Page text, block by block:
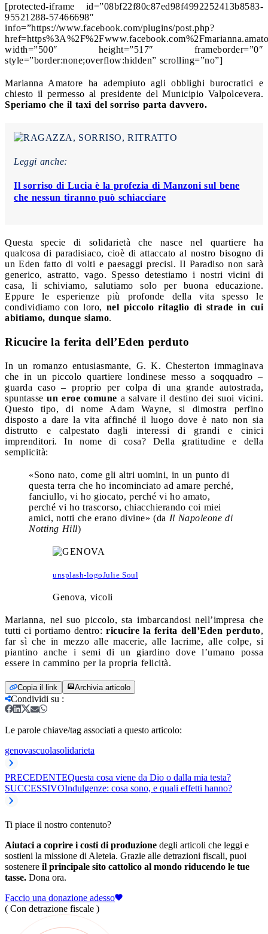
[protected-iframe id=”08bf22f80c87ed98f4992252413b8583-
95521288-57466698″
info=”https://www.facebook.com/plugins/post.php?
width=”500″ height=”517″ frameborder=”0″
style=”border:none;overflow:hidden” scrolling=”no”]
Marianna Amatore ha adempiuto agli obblighi burocratici e
chiesto il permesso al presidente del Municipio Valpolcevera.
Speriamo che il taxi del sorriso parta davvero.
Leggi anche:
Il sorriso di Lucia è la profezia di Manzoni sul bene
che nessun tiranno può schiacciare
Questa specie di solidarietà che nasce nel quartiere ha
qualcosa di paradisiaco, cioè di attaccato al nostro bisogno di
un Eden fatto di volti e paesaggi precisi. Il Paradiso non sarà
generico, astratto, vago. Spesso detestiamo i nostri vicini di
casa, li schiviamo, salutiamo solo per buona educazione.
Eppure le esperienze più profonde della vita spesso le
condividiamo con loro, nel piccolo ritaglio di strade in cui
abitiamo, dunque siamo.
Ricucire la ferita dell’Eden perduto
In un romanzo entusiasmante, G. K. Chesterton immaginava
che in un piccolo quartiere londinese messo a soqquadro –
guarda caso – proprio per colpa di una grande autostrada,
spuntasseun eroe comune a salvare il destino dei suoi vicini.
Questo tipo, di nome Adam Wayne, si dimostra perfino
disposto a dare la vita affinché il luogo dove è nato non sia
distrutto e calpestato dagli interessi di grandi e cinici
imprenditori. In nome di cosa? Della gratitudine e della
semplicità:
«Sono nato, come gli altri uomini, in un punto di
questa terra che ho incominciato ad amare perché,
fanciullo, vi ho giocato, perché vi ho amato,
perché vi ho trascorso, chiacchierando coi miei
amici, notti che erano divine» (da Il Napoleone di
Notting Hill)
unsplash-logoJulie Soul
Genova, vicoli
Marianna, nel suo piccolo, sta imbarcandosi nell’impresa che
tutti ci portiamo dentro:ricucire la ferita dell’Eden perduto,
far sì che in mezzo alle macerie, alle lacrime, alle colpe, si
piantino anche i semi di un giardino dove l’umano possa
essere in cammino per la propria felicità.
Copia il link Archivia articolo
Condividi su :
Le parole chiave/tag associati a questo articolo:
genovascuolasolidarieta
PRECEDENTEQuesta cosa viene da Dio o dalla mia testa?
SUCCESSIVOIndulgenze: cosa sono, e quali effetti hanno?
Ti piace il nostro contenuto?
Aiutaci a coprire i costi di produzione degli articoli che leggi e
sostieni la missione di Aleteia. Grazie alle detrazioni fiscali, puoi
sostenere il principale sito cattolico al mondo riducendo le tue
tasse. Dona ora.
Faccio una donazione adesso
( Con detrazione fiscale )